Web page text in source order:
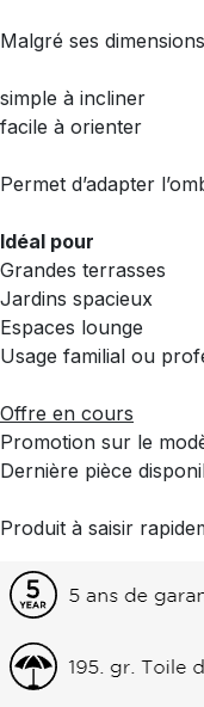
Malgré ses
simple à incliner
facile à orienter
Permet d’adapter
Idéal pour
Grandes terrasses
Jardins spacieux
Espaces lounge
Usage familial ou
Offre en cours
Promotion sur le
Dernière pièce
Produit à saisir